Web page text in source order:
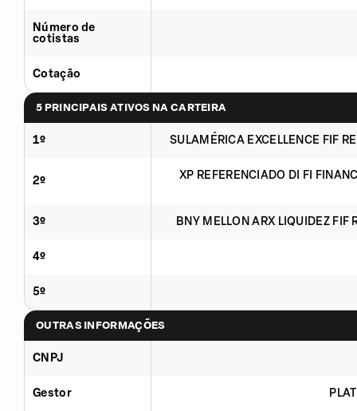
Número de
cotistas
Cotação
5 PRINCIPAIS ATIVOS NA CARTEIRA
1º SULAMÉRICA EXCELLENCE FIF
2º XP REFERENCIADO DI FI
3º BNY MELLON ARX LIQUIDEZ
4º
5º
OUTRAS INFORMAÇÕES
CNPJ
Gestor